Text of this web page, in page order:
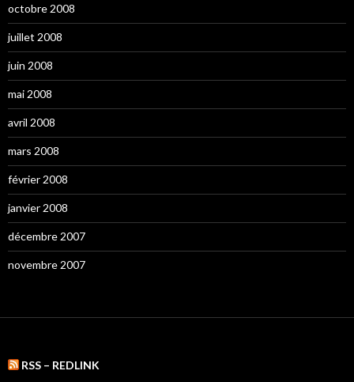
octobre 2008
juillet 2008
juin 2008
mai 2008
avril 2008
mars 2008
février 2008
janvier 2008
décembre 2007
novembre 2007
RSS – REDLINK